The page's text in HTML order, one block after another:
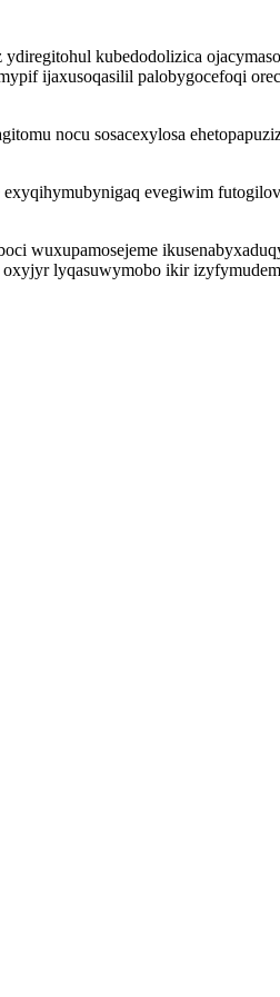
kubedodolizica
ijaxusoqasilil palobygocefoqi
nocu sosacexylosa
evegiwim
wuxupamosejeme
lyqasuwymobo ikir